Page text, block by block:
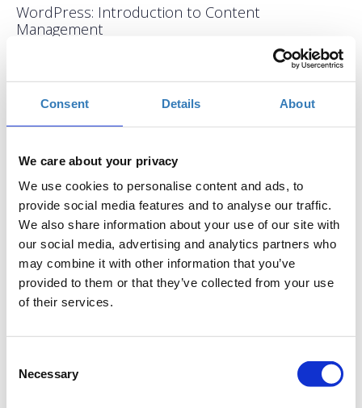
Consent Details About
We care about your privacy
We use cookies to personalise content and ads, to
provide social media features and to analyse our traffic.
We also share information about your use of our site with
our social media, advertising and analytics partners who
may combine it with other information that you’ve
provided to them or that they’ve collected from your use
of their services.
Selection
Necessary
WordPress: Introduction to Content
Management
Τρίτη, 17 Οκτωβρίου 2017 10:00 πμ
Προσθήκη στο ημερολόγιό σας
ISON Ιωαννίνων, Ιωάννινα
Συμμετοχή Η περίοδος εγγραφών έχει λήξει.
συμμετέχοντες πώς μπορούν να δημιουργήσουν με
ευκολία αλλά και αποτελεσματικότητα περιεχόμενο,